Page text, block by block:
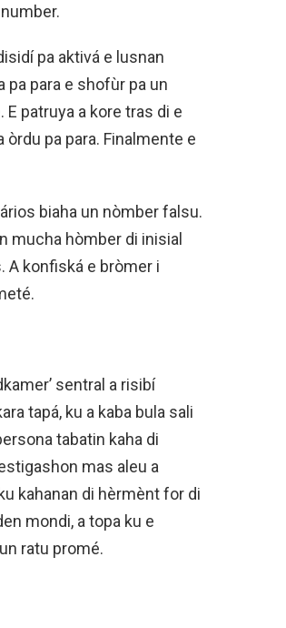
pa aktivá e lusnan
para e shofùr pa un
patruya a kore tras di e
pa para. Finalmente e
biaha un nòmber falsu.
mucha hòmber di inisial
A konfiská e bròmer i
sentral a risibí
tapá, ku a kaba bula sali
tabatin kaha di
mas aleu a
kahanan di hèrmènt for di
mondi, a topa ku e
ratu promé.